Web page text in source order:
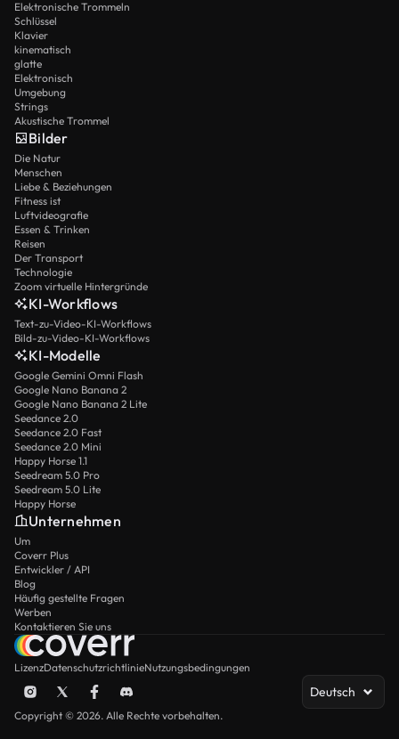
Elektronische Trommeln
Schlüssel
Klavier
kinematisch
glatte
Elektronisch
Umgebung
Strings
Akustische Trommel
Bilder
Die Natur
Menschen
Liebe & Beziehungen
Fitness ist
Luftvideografie
Essen & Trinken
Reisen
Der Transport
Technologie
Zoom virtuelle Hintergründe
KI-Workflows
Text-zu-Video-KI-Workflows
Bild-zu-Video-KI-Workflows
KI-Modelle
Google Gemini Omni Flash
Google Nano Banana 2
Google Nano Banana 2 Lite
Seedance 2.0
Seedance 2.0 Fast
Seedance 2.0 Mini
Happy Horse 1.1
Seedream 5.0 Pro
Seedream 5.0 Lite
Happy Horse
Unternehmen
Um
Coverr Plus
Entwickler / API
Blog
Häufig gestellte Fragen
Werben
Kontaktieren Sie uns
LizenzDatenschutzrichtlinieNutzungsbedingungen
Deutsch
Copyright © 2026. Alle Rechte vorbehalten.